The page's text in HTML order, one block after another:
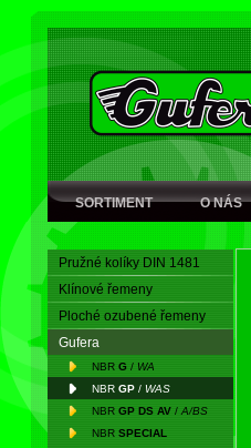
SORTIMENT O NÁS
Pružné kolíky DIN 1481
Klínové řemeny
Ploché ozubené řemeny
Gufera
NBR G / WA
NBR GP / WAS
NBR GP DS AV / A/BS
NBR SPECIAL